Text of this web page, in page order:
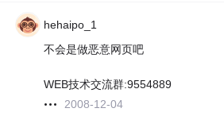
hehaipo_1
不会是做恶意网页吧
WEB技术交流群:9554889
2008-12-04